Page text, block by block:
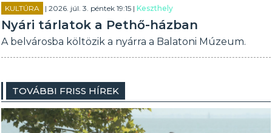
KULTÚRA | 2026. júl. 3. péntek 19:15 |Keszthely
Nyári tárlatok a Pethő-házban
A belvárosba költözik a nyárra a Balatoni Múzeum.
TOVÁBBI FRISS HÍREK